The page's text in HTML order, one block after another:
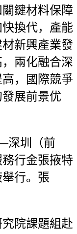
鍵材料保障
換代，產能
新興產業發
兩化融合深
，國際競爭
展前景优
圳（前
行金張掖特
行。張
院課題組赴